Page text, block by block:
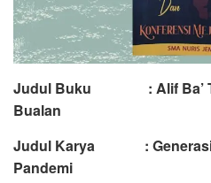
Judul Buku : Alif Ba’
Bualan
Judul Karya : Generasi
Pandemi